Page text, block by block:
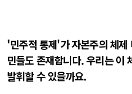
'민주적 통제'가 자본주의 체제
민들도 존재합니다. 우리는 이
발휘할 수 있을까요.